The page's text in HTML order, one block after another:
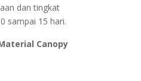
dan tingkat
sampai 15 hari.
Canopy